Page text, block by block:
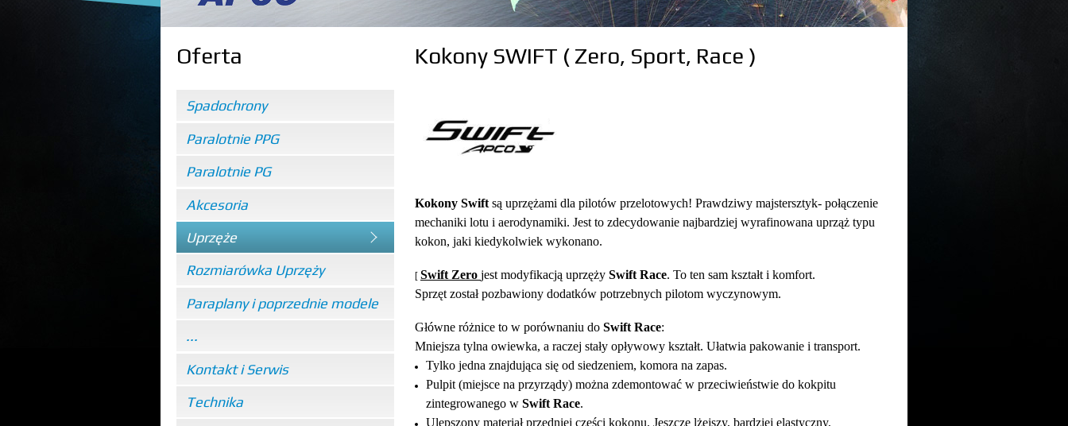
Oferta
Spadochrony
Paralotnie PPG
Paralotnie PG
Akcesoria
Uprzęże
Rozmiarówka Uprzęży
Paraplany i poprzednie modele
...
Kontakt i Serwis
Technika
Kokony SWIFT ( Zero, Sport, Race )
Kokony Swift są uprzężami dla pilotów przelotowych! Prawdziwy majstersztyk- połączenie
mechaniki lotu i aerodynamiki. Jest to zdecydowanie najbardziej wyrafinowana uprząż typu
kokon, jaki kiedykolwiek wykonano.
[ Swift Zero jest modyfikacją uprzęży Swift Race. To ten sam kształt i komfort.
Sprzęt został pozbawiony dodatków potrzebnych pilotom wyczynowym.
Główne różnice to w porównaniu do Swift Race:
Mniejsza tylna owiewka, a raczej stały opływowy kształt. Ułatwia pakowanie i transport.
Tylko jedna znajdująca się od siedzeniem, komora na zapas.
Pulpit (miejsce na przyrządy) można zdemontować w przeciwieństwie do kokpitu
zintegrowanego wSwift Race.
Ulepszony materiał przedniej części kokonu. Jeszcze lżejszy, bardziej elastyczny,